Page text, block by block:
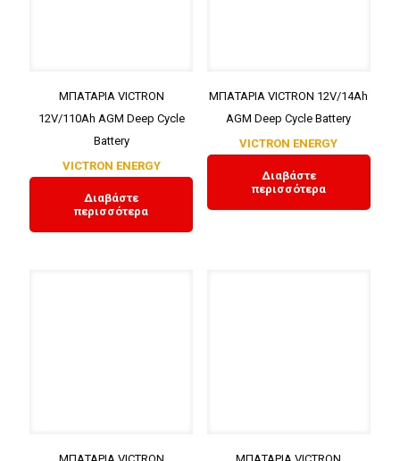
ΜΠΑΤΑΡΙΑ VICTRON
12V/110Ah AGM Deep Cycle
Battery
VICTRON ENERGY
Διαβάστε
περισσότερα
ΜΠΑΤΑΡΙΑ VICTRON 12V/14Ah
AGM Deep Cycle Battery
VICTRON ENERGY
Διαβάστε
περισσότερα